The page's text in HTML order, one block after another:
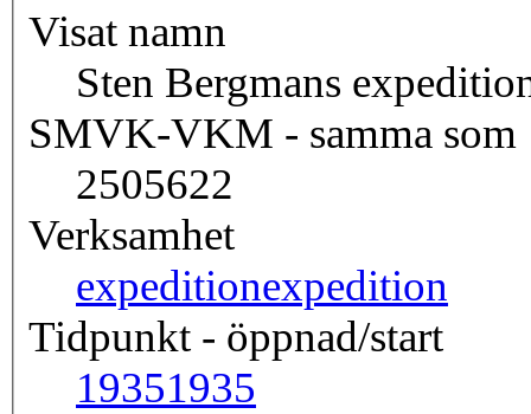
Visat namn
Sten Bergmans
SMVK-VKM - samma som
2505622
Verksamhet
expeditionexpedition
Tidpunkt - öppnad/start
19351935